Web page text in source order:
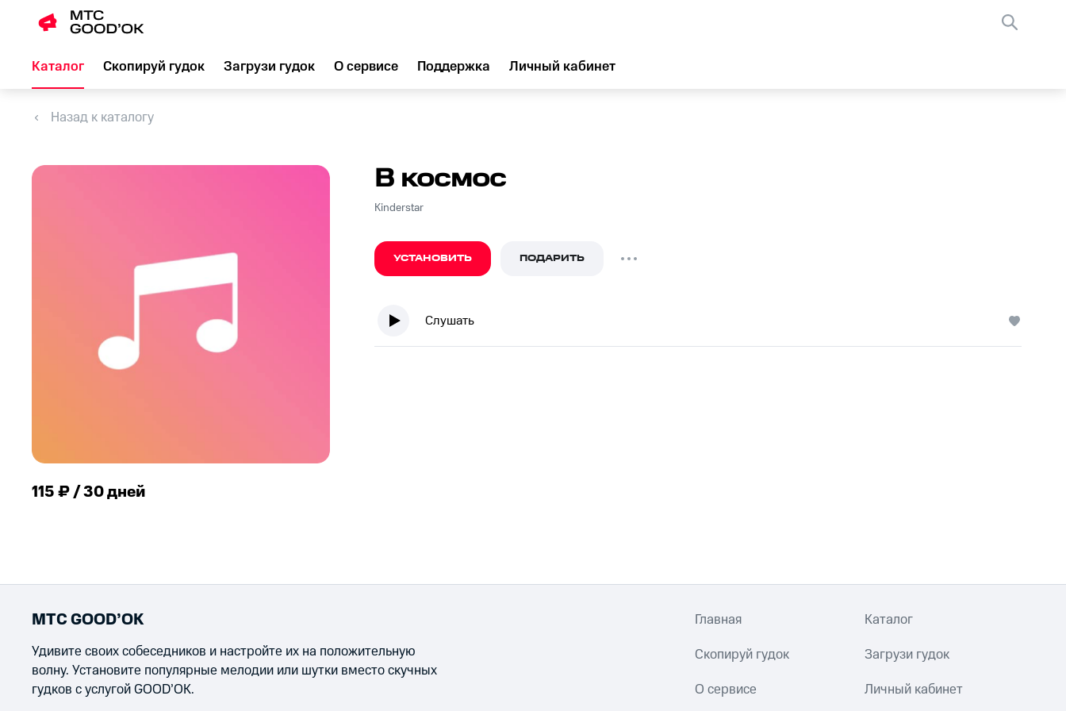
Каталог Скопируй гудок Загрузи гудок О сервисе Поддержка Личный кабинет
Назад к каталогу
115 ₽ / 30 дней
В космос
Kinderstar
УСТАНОВИТЬ ПОДАРИТЬ
Слушать
МТС GOOD’OK
Удивите своих собеседников и настройте их на положительную
волну. Установите популярные мелодии или шутки вместо скучных
гудков с услугой GOOD’OK.
Главная Каталог
Скопируй гудок Загрузи гудок
О сервисе Личный кабинет